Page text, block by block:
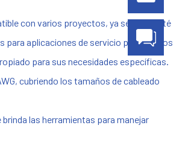
con varios proyectos, ya sea que esté
para aplicaciones de servicio pesado. Los
para sus necesidades específicas.
cubriendo los tamaños de cableado
las herramientas para manejar